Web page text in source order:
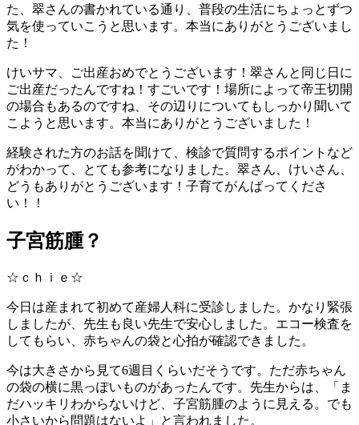
た、翠さんの書かれている通り、普段の生活にちょっとずつ
気を使っていこうと思います。本当にありがとうございまし
た！
けいサマ、ご出産おめでとうございます！翠さんと同じ日に
ご出産だったんですね！すごいです！場所によって帝王切開
の場合もあるのですね、その辺りについてもしっかり聞いて
こようと思います。本当にありがとうございました！
経験された方のお話を聞けて、検診で質問するポイントなど
がわかって、とても参考になりました。翠さん、けいさん、
どうもありがとうございます！子育てがんばってくださ
い！！
子宮筋腫？
☆ｃｈｉｅ☆
今日は産まれて初めて産婦人科に受診しました。かなり緊張
しましたが、先生も良い先生で安心しました。エコー検査を
してもらい、赤ちゃんの袋と心拍が確認できました。
今は大きさから見て6週目くらいだそうです。ただ赤ちゃん
の袋の横に黒っぽいものがあったんです。先生からは、「ま
だハッキリわからないけど、子宮筋腫のように見える。でも
小さいから問題はないよ」と言われました。